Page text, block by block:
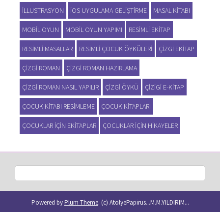
ILLUSTRASYON IOS UYGULAMA GELIŞTIRME MASAL KITABI
MOBIL OYUN MOBIL OYUN YAPIMI RESIMLI EKITAP
RESIMLI MASALLAR RESIMLI ÇOCUK ÖYKÜLERI ÇIZGI EKITAP
ÇIZGI ROMAN ÇIZGI ROMAN HAZIRLAMA
ÇIZGI ROMAN NASIL YAPILIR ÇIZGI ÖYKÜ ÇIZIGI E-KITAP
ÇOCUK KITABI RESIMLEME ÇOCUK KITAPLARI
ÇOCUKLAR IÇIN EKITAPLAR ÇOCUKLAR IÇIN HIKAYELER
Powered byPlum Theme. (c) AtolyePapirus...M.M.YILDIRIM...